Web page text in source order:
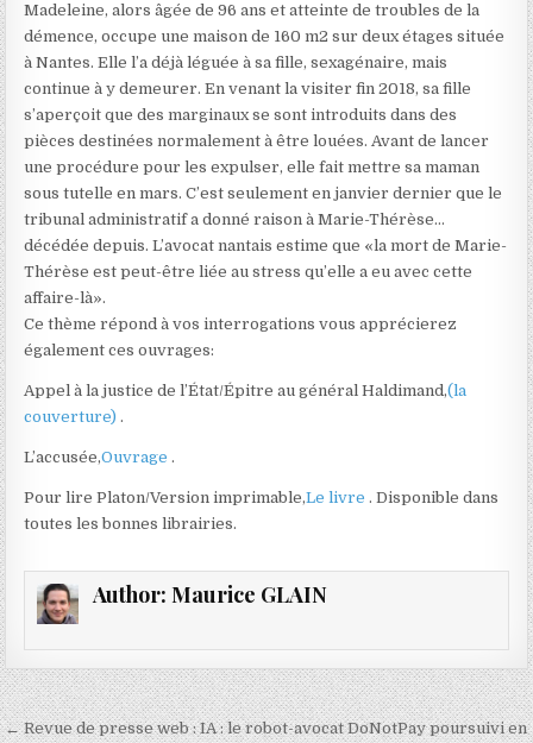
Madeleine, alors âgée de 96 ans et atteinte de troubles de la
démence, occupe une maison de 160 m2 sur deux étages située
à Nantes. Elle l’a déjà léguée à sa fille, sexagénaire, mais
continue à y demeurer. En venant la visiter fin 2018, sa fille
s’aperçoit que des marginaux se sont introduits dans des
pièces destinées normalement à être louées. Avant de lancer
une procédure pour les expulser, elle fait mettre sa maman
sous tutelle en mars. C’est seulement en janvier dernier que le
tribunal administratif a donné raison à Marie-Thérèse…
décédée depuis. L’avocat nantais estime que «la mort de Marie-
Thérèse est peut-être liée au stress qu’elle a eu avec cette
affaire-là».
Ce thème répond à vos interrogations vous apprécierez
également ces ouvrages:
Appel à la justice de l’État/Épitre au général Haldimand,(la
couverture).
L’accusée,Ouvrage.
Pour lire Platon/Version imprimable,Le livre. Disponible dans
toutes les bonnes librairies.
Author: Maurice GLAIN
Navigation
← Revue de presse web : IA : le robot-avocat DoNotPay poursuivi en